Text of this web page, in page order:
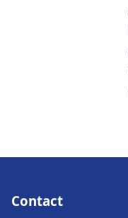
Contact